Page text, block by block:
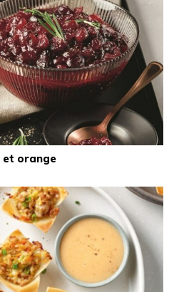
et orange